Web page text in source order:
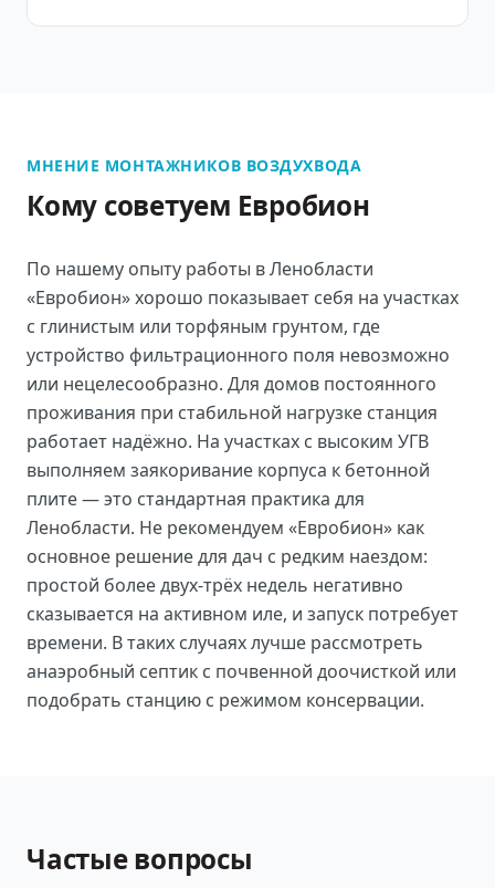
МНЕНИЕ МОНТАЖНИКОВ ВОЗДУХВОДА
Кому советуем Евробион
По нашему опыту работы в Ленобласти
«Евробион» хорошо показывает себя на участках
с глинистым или торфяным грунтом, где
устройство фильтрационного поля невозможно
или нецелесообразно. Для домов постоянного
проживания при стабильной нагрузке станция
работает надёжно. На участках с высоким УГВ
выполняем заякоривание корпуса к бетонной
плите — это стандартная практика для
Ленобласти. Не рекомендуем «Евробион» как
основное решение для дач с редким наездом:
простой более двух-трёх недель негативно
сказывается на активном иле, и запуск потребует
времени. В таких случаях лучше рассмотреть
анаэробный септик с почвенной доочисткой или
подобрать станцию с режимом консервации.
Частые вопросы